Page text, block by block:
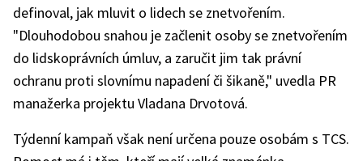
definoval, jak mluvit o lidech se znetvořením.
"Dlouhodobou snahou je začlenit osoby se znetvořením
do lidskoprávních úmluv, a zaručit jim tak právní
ochranu proti slovnímu napadení či šikaně," uvedla PR
manažerka projektu Vladana Drvotová.
Týdenní kampaň však není určena pouze osobám s TCS.